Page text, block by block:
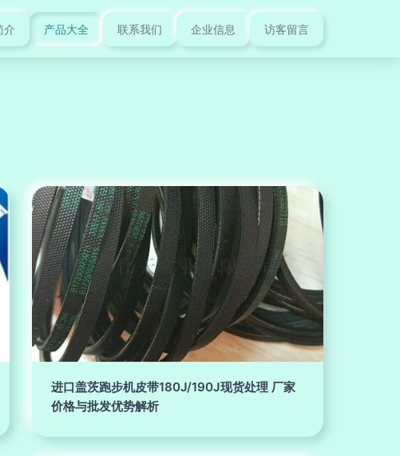
介 产品大全 联系我们 企业信息 访客留言
进口盖茨跑步机皮带180J/190J现货处理 厂家
价格与批发优势解析